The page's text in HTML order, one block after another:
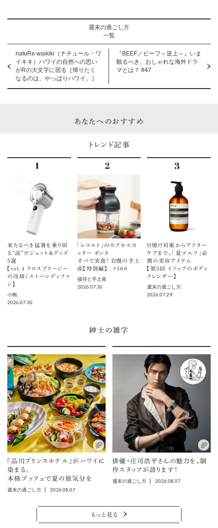
週末の過ごし方
一覧
natuRe waikiki（ナチュール・ワ
イキキ）ハワイの自然への思い
がRの大文字に宿る［帰りたく
なるのは、やっぱりハワイ。］
『BEEF／ビーフ～逆上～』いま
観るべき、おしゃれな海外ドラ
マとは？ #47
あなたへのおすすめ
トレンド記事
来たるべき猛暑を乗り切
る“涼”ガジェット＆グッズ
5選
【vol.４ クロスブリージー
の冷却ミストハンディファ
ン】
小物
2026.07.30
「レコルト」のカプセルカ
ッター ボンヌ
すべて実食！ 自慢の手土
産【特別編】 ＃166
接待と手土産
2026.07.30
日焼け対策からアフター
ケアまで。「夏ゴルフ」必
携の美容アイテム
【第3回 イソップのボディ
クレンザー】
週末の過ごし方
2026.07.29
紳士の雑学
『品川プリンスホテル』がハワイに
染まる。
本格ブッフェで夏の旅気分を
週末の過ごし方 2026.08.07
俳優・庄司浩平さんの魅力を、制
作スタッフが語ります！
週末の過ごし方 2026.08.07
もっと見る